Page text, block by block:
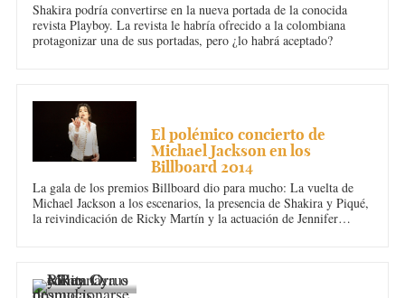
Shakira podría convertirse en la nueva portada de la conocida
revista Playboy. La revista le habría ofrecido a la colombiana
protagonizar una de sus portadas, pero ¿lo habrá aceptado?
El polémico concierto de
Michael Jackson en los
Billboard 2014
La gala de los premios Billboard dio para mucho: La vuelta de
Michael Jackson a los escenarios, la presencia de Shakira y Piqué,
la reivindicación de Ricky Martín y la actuación de Jennifer